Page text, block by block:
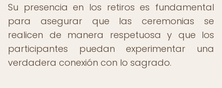
Su presencia en los retiros es fundamental
para asegurar que las ceremonias se
realicen de manera respetuosa y que los
participantes puedan experimentar una
verdadera conexión con lo sagrado.